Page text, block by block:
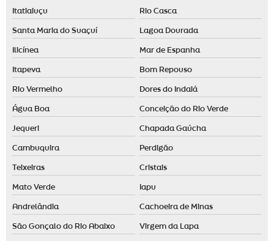
Itatiaiuçu Rio Casca
Santa Maria do Suaçuí Lagoa Dourada
Ilicínea Mar de Espanha
Itapeva Bom Repouso
Rio Vermelho Dores do Indaiá
Água Boa Conceição do Rio Verde
Jequeri Chapada Gaúcha
Cambuquira Perdigão
Teixeiras Cristais
Mato Verde Iapu
Andrelândia Cachoeira de Minas
São Gonçalo do Rio Abaixo Virgem da Lapa